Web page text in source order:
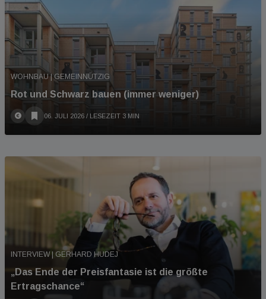
WOHNBAU | GEMEINNÜTZIG
Rot und Schwarz bauen (immer weniger)
06. JULI 2026 / LESEZEIT 3 MIN
INTERVIEW | GERHARD HUDEJ
„Das Ende der Preisfantasie ist die größte
Ertragschance“